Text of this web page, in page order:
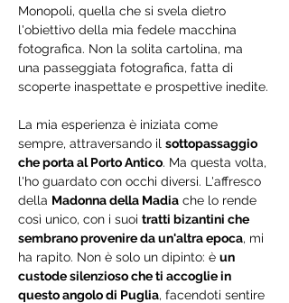
Monopoli, quella che si svela dietro
l'obiettivo della mia fedele macchina
fotografica. Non la solita cartolina, ma
una passeggiata fotografica, fatta di
scoperte inaspettate e prospettive inedite.
La mia esperienza è iniziata come
sempre, attraversando il sottopassaggio
che porta al Porto Antico. Ma questa volta,
l'ho guardato con occhi diversi. L'affresco
della Madonna della Madia che lo rende
così unico, con i suoi tratti bizantini che
sembrano provenire da un'altra epoca, mi
ha rapito. Non è solo un dipinto: è un
custode silenzioso che ti accoglie in
questo angolo di Puglia, facendoti sentire